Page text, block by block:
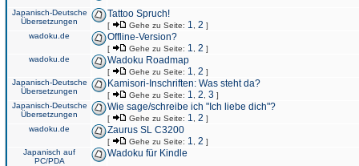
Japanisch-Deutsche
Übersetzungen
Tattoo Spruch!
[ Gehe zu Seite: 1 2 ]
wadoku.de
Offline-Version?
[ Gehe zu Seite: 1 2 ]
wadoku.de
Wadoku Roadmap
[ Gehe zu Seite: 1 2 ]
Japanisch-Deutsche
Übersetzungen
Kamisori-Inschriften: Was steht da?
[ Gehe zu Seite: 1 2 3 ]
Japanisch-Deutsche
Übersetzungen
Wie sage/schreibe ich "Ich liebe dich"?
[ Gehe zu Seite: 1 2 ]
wadoku.de
Zaurus SL C3200
[ Gehe zu Seite: 1 2 ]
Japanisch auf
PC/PDA
Wadoku für Kindle